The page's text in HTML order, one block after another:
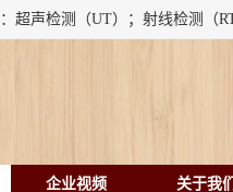
企业视频 关于我们